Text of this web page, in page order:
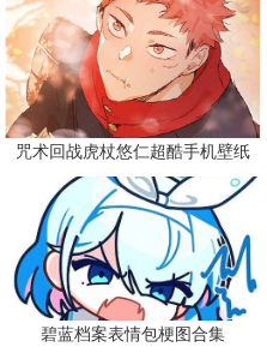
咒术回战虎杖悠仁超酷手机壁纸
碧蓝档案表情包梗图合集